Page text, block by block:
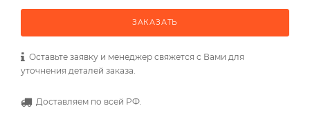
ЗАКАЗАТЬ
Оставьте заявку и менеджер свяжется с Вами для
уточнения деталей заказа.
Доставляем по всей РФ.